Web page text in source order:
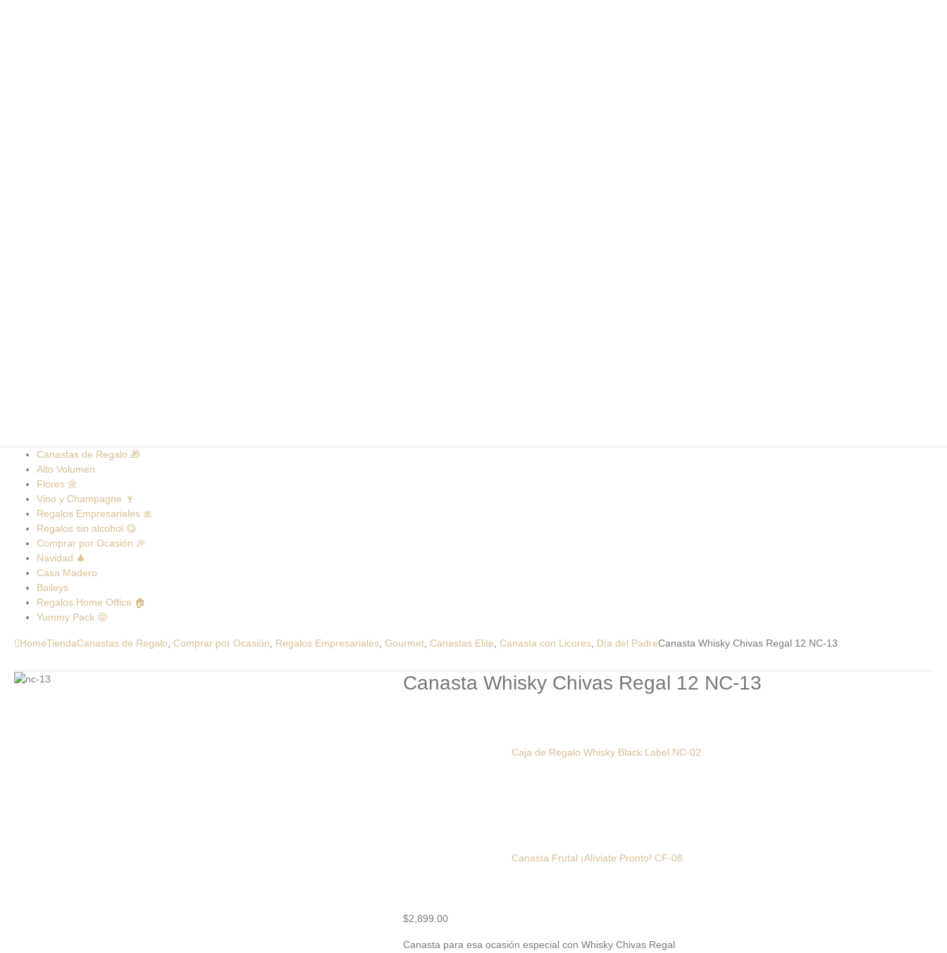
Canastas de Regalo 🎁
Alto Volumen
Flores 🌼
Vino y Champagne 🍷
Regalos Empresariales 🎀
Regalos sin alcohol 😋
Comprar por Ocasión 🎉
Navidad 🎄
Casa Madero
Baileys
Regalos Home Office 🏠
Yummy Pack 😝
HomeTiendaCanastas de Regalo Comprar por Ocasión Regalos Empresariales Gourmet Canastas Elite Canasta con Licores Día del PadreCanasta Whisky Chivas Regal 12 NC-13
Canasta Whisky Chivas Regal 12 NC-13
Caja de Regalo Whisky Black Label NC-02
Canasta Frutal ¡Alíviate Pronto! CF-08
$2,899.00
Canasta para esa ocasión especial con Whisky Chivas Regal